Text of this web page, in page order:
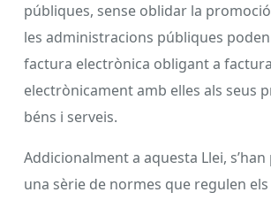
públiques, sense oblidar la
les administracions públiques
factura electrònica obligant a
electrònicament amb elles als seus
béns i serveis.
Addicionalment a aquesta Llei,
una sèrie de normes que regulen